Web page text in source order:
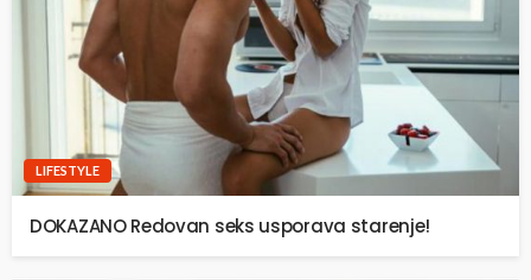
LIFESTYLE
DOKAZANO Redovan seks usporava starenje!